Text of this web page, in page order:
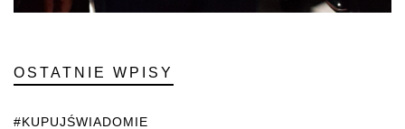
OSTATNIE WPISY
#KUPUJŚWIADOMIE